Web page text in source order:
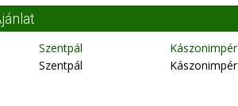
Szentpál
Szentpál
Kászonimpér
Kászonimpér